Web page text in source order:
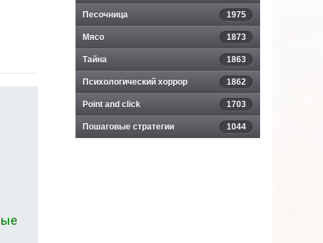
Песочница 1975
Мясо 1873
Тайна 1863
Психологический хоррор 1862
Point and click 1703
Пошаговые стратегии 1044